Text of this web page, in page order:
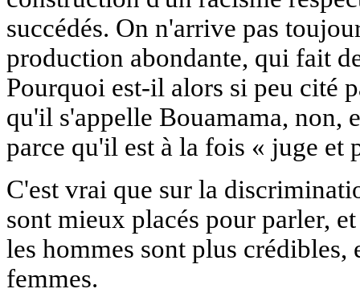
succédés. On n'arrive pas
production abondante, qui fait
Pourquoi est-il alors si peu cité
qu'il s'appelle Bouamama, non,
parce qu'il est à la fois « juge et
C'est vrai que sur la
sont mieux placés pour parler,
les hommes sont plus
femmes.